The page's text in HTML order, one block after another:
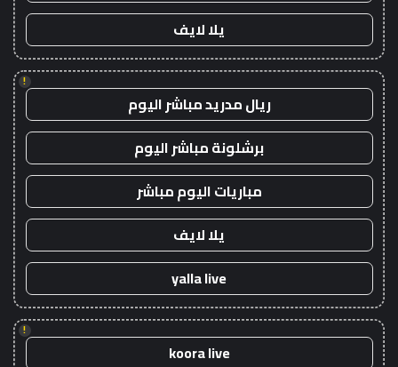
يلا لايف
!
ريال مدريد مباشر اليوم
برشلونة مباشر اليوم
مباريات اليوم مباشر
يلا لايف
yalla live
!
koora live